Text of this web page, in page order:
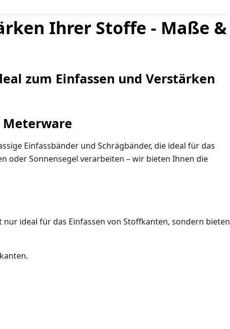
Ihrer Stoffe - Maße &
zum Einfassen und Verstärken
Meterware
Einfassbänder und Schrägbänder, die ideal für das
oder Sonnensegel verarbeiten – wir bieten Ihnen die
ideal für das Einfassen von Stoffkanten, sondern bieten